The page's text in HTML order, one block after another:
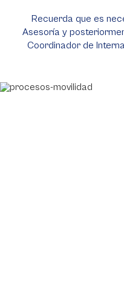
Recuerda que es
Asesoría y
Coordinador de